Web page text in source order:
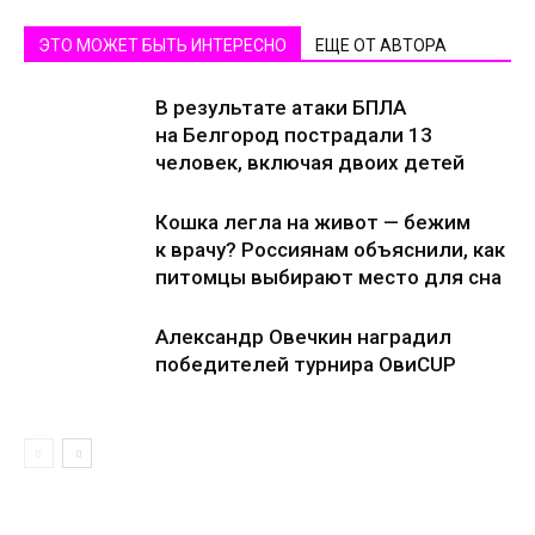
ЭТО МОЖЕТ БЫТЬ ИНТЕРЕСНО ЕЩЕ ОТ АВТОРА
В результате атаки БПЛА
на Белгород пострадали 13
человек, включая двоих детей
Кошка легла на живот — бежим
к врачу? Россиянам объяснили, как
питомцы выбирают место для сна
Александр Овечкин наградил
победителей турнира ОвиCUP